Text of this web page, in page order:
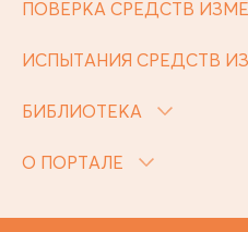
ПОВЕРКА СРЕДСТВ
ИСПЫТАНИЯ СРЕДСТВ
БИБЛИОТЕКА
О ПОРТАЛЕ